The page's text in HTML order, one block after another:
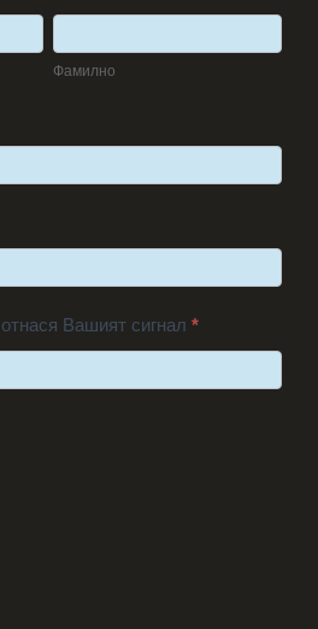
Фамилно
Фамилно
Вашият сигнал *